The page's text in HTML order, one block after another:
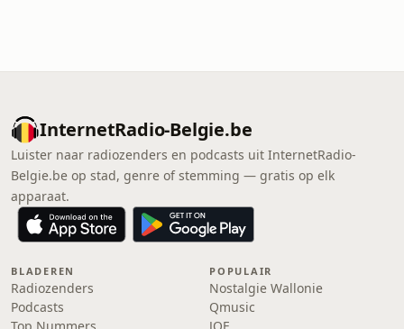
InternetRadio-Belgie.be
Luister naar radiozenders en podcasts uit InternetRadio-
Belgie.be op stad, genre of stemming — gratis op elk
apparaat.
BLADEREN
Radiozenders
Podcasts
POPULAIR
Nostalgie Wallonie
Qmusic